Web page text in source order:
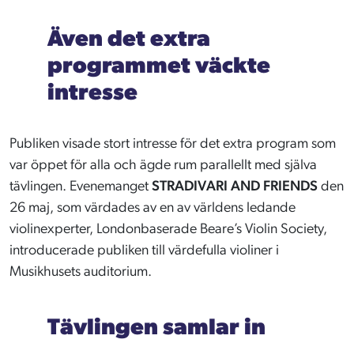
Även det extra
programmet väckte
intresse
Publiken visade stort intresse för det extra program som
var öppet för alla och ägde rum parallellt med själva
tävlingen. Evenemanget STRADIVARI AND FRIENDS den
26 maj, som värdades av en av världens ledande
violinexperter, Londonbaserade Beare’s Violin Society,
introducerade publiken till värdefulla violiner i
Musikhusets auditorium.
Tävlingen samlar in